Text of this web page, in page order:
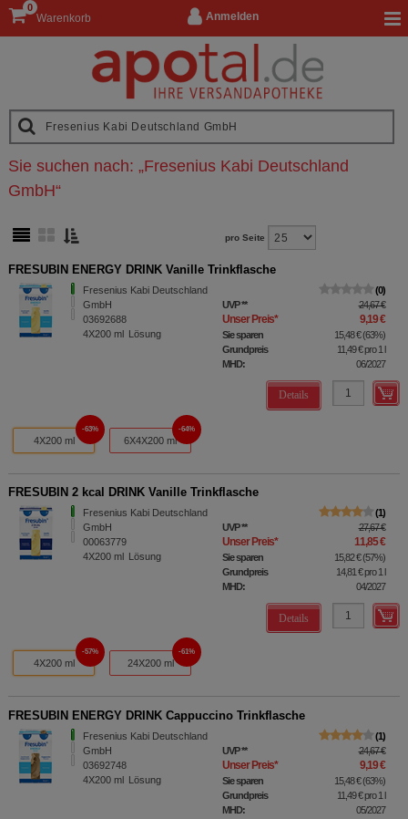
Anmelden
Warenkorb
0
Sie suchen nach: „Fresenius Kabi Deutschland
GmbH“
pro Seite
FRESUBIN ENERGY DRINK Vanille Trinkflasche
Fresenius Kabi Deutschland
GmbH
03692688
4X200 ml Lösung
0
UVP** 24,67 €
Unser Preis* 9,19 €
Sie sparen 15,48 €(63%)
Grundpreis
11,49 €pro 1 l
MHD:
06/2027
Details
4X200 ml
63%
6X4X200 ml
64%
FRESUBIN 2 kcal DRINK Vanille Trinkflasche
Fresenius Kabi Deutschland
GmbH
00063779
4X200 ml Lösung
1
UVP** 27,67 €
Unser Preis* 11,85 €
Sie sparen 15,82 €(57%)
Grundpreis
14,81 €pro 1 l
MHD:
04/2027
Details
4X200 ml
57%
24X200 ml
61%
FRESUBIN ENERGY DRINK Cappuccino Trinkflasche
Fresenius Kabi Deutschland
GmbH
03692748
4X200 ml Lösung
1
UVP** 24,67 €
Unser Preis* 9,19 €
Sie sparen 15,48 €(63%)
Grundpreis
11,49 €pro 1 l
MHD:
05/2027